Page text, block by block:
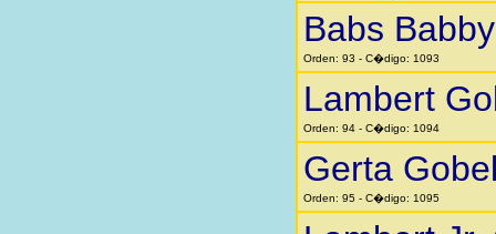
Babs
Orden: 93 - C�digo: 1093
Lambert
Orden: 94 - C�digo: 1094
Gerta
Orden: 95 - C�digo: 1095